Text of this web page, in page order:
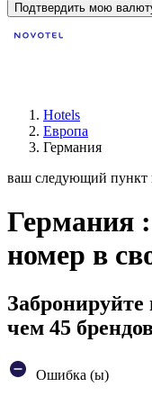
Подтвердить мою
Hotels
Европа
Германия
ваш следующий пункт
Германия
номер в
Забронируйте
чем 45
Ошибка (ы)